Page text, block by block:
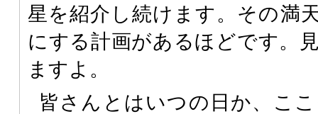
星を紹介し続けます。その満
にする計画があるほどです。
ますよ。
皆さんとはいつの日か、こ